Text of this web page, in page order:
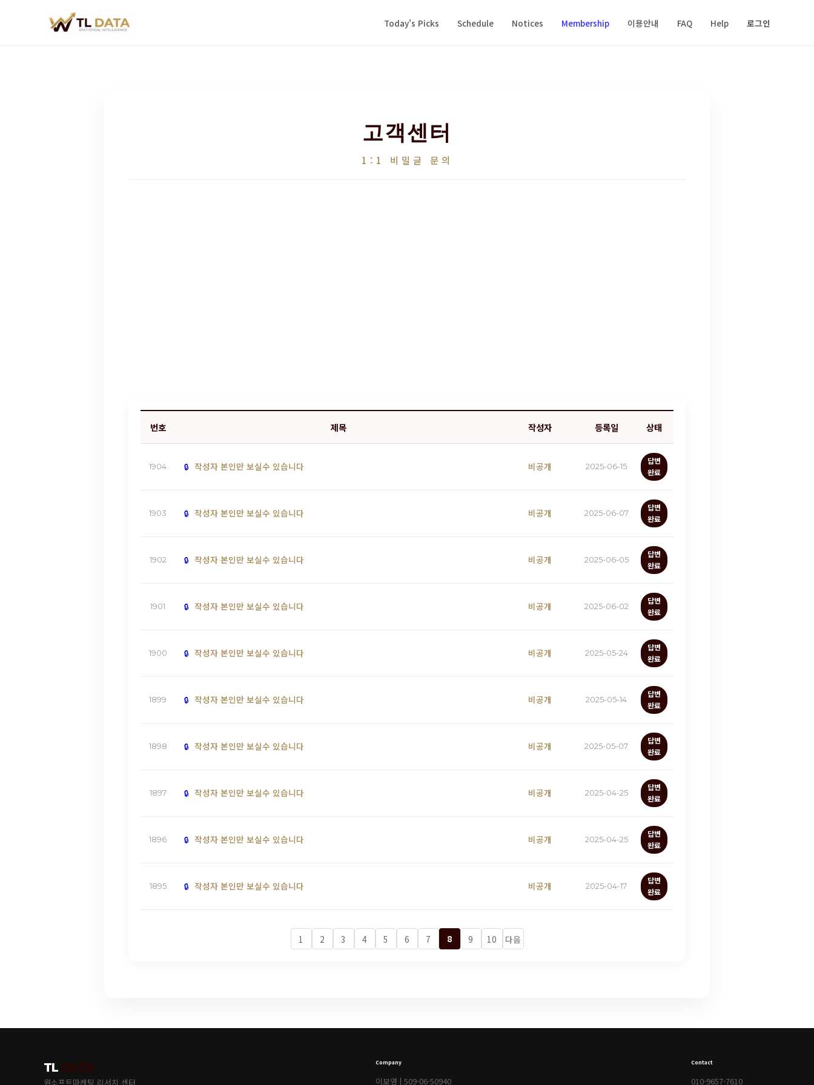
Today's Picks Schedule Notices Membership 이용안내 FAQ Help 로그인
고객센터
1:1 비밀글 문의
번호 제목 작성자 등록일 상태
1904 작성자 본인만 보실수 있습니다 비공개 2025-06-15
답변
완료
1903 작성자 본인만 보실수 있습니다 비공개 2025-06-07
답변
완료
1902 작성자 본인만 보실수 있습니다 비공개 2025-06-05
답변
완료
1901 작성자 본인만 보실수 있습니다 비공개 2025-06-02
답변
완료
1900 작성자 본인만 보실수 있습니다 비공개 2025-05-24
답변
완료
1899 작성자 본인만 보실수 있습니다 비공개 2025-05-14
답변
완료
1898 작성자 본인만 보실수 있습니다 비공개 2025-05-07
답변
완료
1897 작성자 본인만 보실수 있습니다 비공개 2025-04-25
답변
완료
1896 작성자 본인만 보실수 있습니다 비공개 2025-04-25
답변
완료
1895 작성자 본인만 보실수 있습니다 비공개 2025-04-17
답변
완료
1 2 3 4 5 6 7 8 9 10 다음
TL DATA
원소프트마케팅 리서치 센터
Company
이보영 | 509-06-50940
Contact
010-9657-7610